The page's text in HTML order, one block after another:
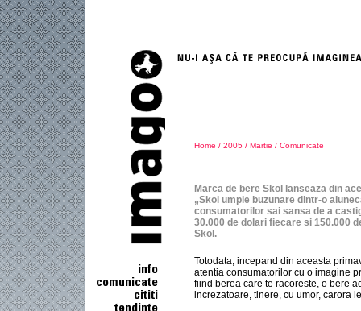
Home / 2005 / Martie / Comunicate
Marca de bere Skol lanseaza din
„Skol umple buzunare dintr-o
consumatorilor sai sansa de a
30.000 de dolari fiecare si 150.000
Skol.
Totodata, incepand din aceasta
atentia consumatorilor cu o imagine
fiind berea care te racoreste, o bere
increzatoare, tinere, cu umor, carora